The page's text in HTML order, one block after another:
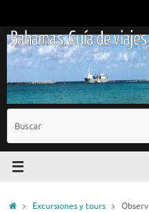
contenido
Bahamas. Guía de
InicioExcursiones y tours